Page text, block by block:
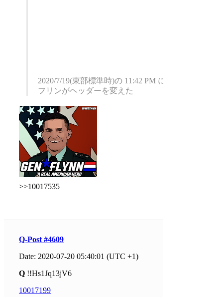
2020/7/19(東部標準時)の 11:42 PM に、
フリンがヘッダーを変えた
>>10017535
Q-Post #4609
Date: 2020-07-20 05:40:01 (UTC +1)
Q !!Hs1Jq13jV6
10017199